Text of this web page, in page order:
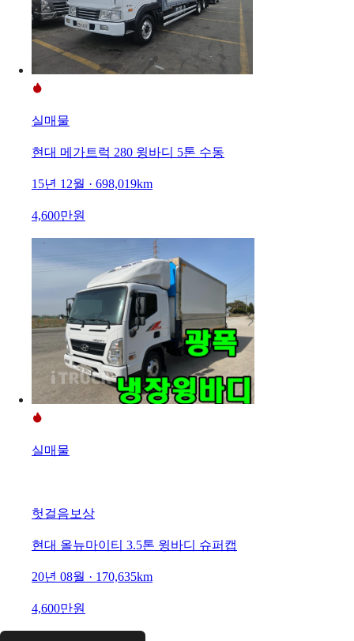
실매물
현대 메가트럭 280 윙바디 5톤 수동
15년 12월 · 698,019km
4,600만원
실매물
헛걸음보상
현대 올뉴마이티 3.5톤 윙바디 슈퍼캡
20년 08월 · 170,635km
4,600만원